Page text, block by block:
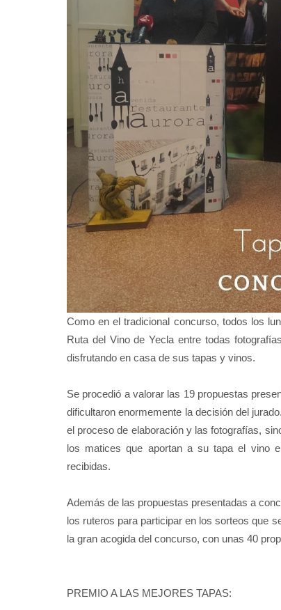
Como en el tradicional concurso, todos los
Ruta del Vino de Yecla entre todas
disfrutando en casa de sus tapas y vinos.
Se procedió a valorar las 19 propuestas
dificultaron enormemente la decisión del
el proceso de elaboración y las fotografías,
los matices que aportan a su tapa el vino
recibidas.
Además de las propuestas presentadas a
los ruteros para participar en los sorteos que
la gran acogida del concurso, con unas 40
PREMIO A LAS MEJORES TAPAS: